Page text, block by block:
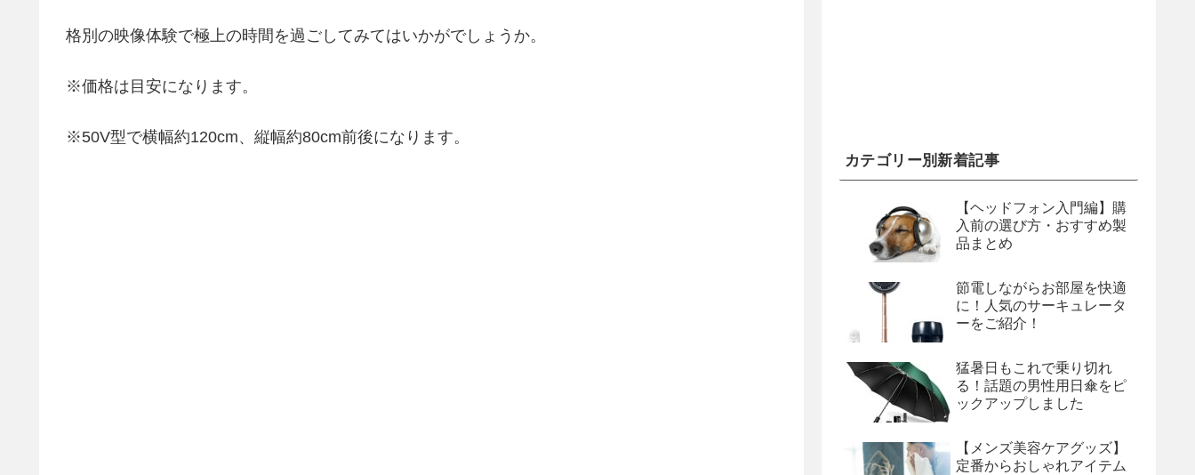
格別の映像体験で極上の時間を過ごしてみてはいかがでしょうか。
※価格は目安になります。
※50V型で横幅約120cm、縦幅約80cm前後になります。
カテゴリー別新着記事
【ヘッドフォン入門編】購
入前の選び方・おすすめ製
品まとめ
節電しながらお部屋を快適
に！人気のサーキュレータ
ーをご紹介！
猛暑日もこれで乗り切れ
る！話題の男性用日傘をピ
ックアップしました
【メンズ美容ケアグッズ】
定番からおしゃれアイテム